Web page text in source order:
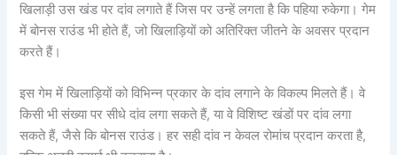
खिलाड़ी उस खंड पर दांव लगाते हैं जिस पर उन्हें लगता है कि पहिया रुकेगा। गेम
में बोनस राउंड भी होते हैं, जो खिलाड़ियों को अतिरिक्त जीतने के अवसर प्रदान
करते हैं।
इस गेम में खिलाड़ियों को विभिन्न प्रकार के दांव लगाने के विकल्प मिलते हैं। वे
किसी भी संख्या पर सीधे दांव लगा सकते हैं, या वे विशिष्ट खंडों पर दांव लगा
सकते हैं, जैसे कि बोनस राउंड। हर सही दांव न केवल रोमांच प्रदान करता है,